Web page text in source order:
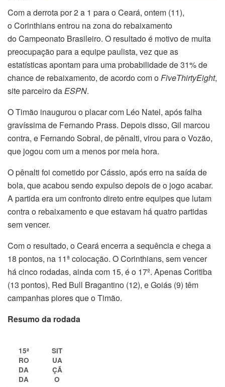
Com a derrota por 2 a 1 para o Ceará, ontem (11),
o Corinthians entrou na zona do rebaixamento
do Campeonato Brasileiro. O resultado é motivo de muita
preocupação para a equipe paulista, vez que as
estatísticas apontam para uma probabilidade de 31% de
chance de rebaixamento, de acordo com oFiveThirtyEight,
site parceiro daESPN.
O Timão inaugurou o placar com Léo Natel, após falha
gravíssima de Fernando Prass. Depois disso, Gil marcou
contra, e Fernando Sobral, de pênalti, virou para o Vozão,
que jogou com um a menos por meia hora.
O pênalti foi cometido por Cássio, após erro na saída de
bola, que acabou sendo expulso depois de o jogo acabar.
A partida era um confronto direto entre equipes que lutam
contra o rebaixamento e que estavam há quatro partidas
sem vencer.
Com o resultado, o Ceará encerra a sequência e chega a
18 pontos, na 11ª colocação. O Corinthians, sem vencer
há cinco rodadas, ainda com 15, é o 17º. Apenas Coritiba
(13 pontos), Red Bull Bragantino (12), e Goiás (9) têm
campanhas piores que o Timão.
Resumo da rodada
15ª
RO
DA
DA
SIT
UA
ÇÃ
O